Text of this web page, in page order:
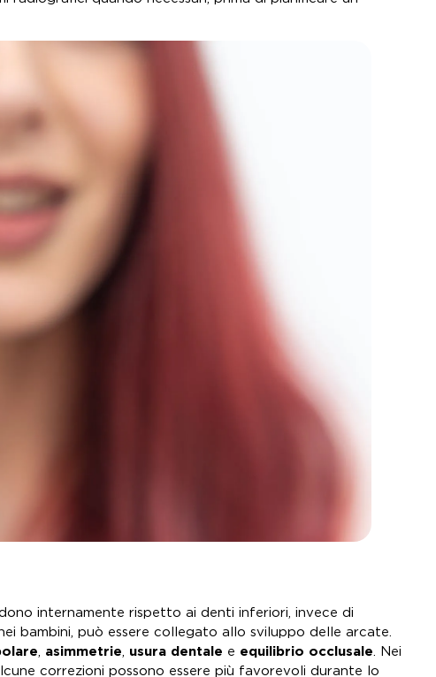
internamente rispetto ai denti inferiori, invece di
bambini, può essere collegato allo sviluppo delle arcate.
, asimmetrie, usura dentale e equilibrio occlusale. Nei
correzioni possono essere più favorevoli durante lo